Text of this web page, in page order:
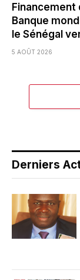
Financement
Banque
le Sénégal
5 AOÛT 2026
Derniers